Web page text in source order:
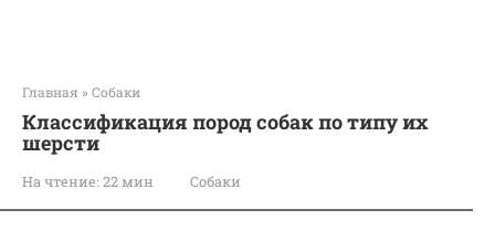
Главная » Собаки
Классификация пород собак по типу их
шерсти
На чтение: 22 мин Собаки